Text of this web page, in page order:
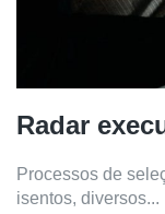
Radar
Processos de
isentos, diversos...